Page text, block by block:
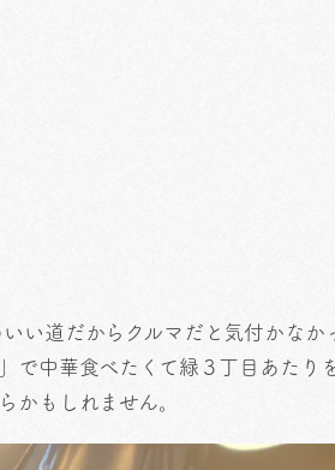
い道だからクルマだと気付かなか
で中華食べたくて緑３丁目あたり
かもしれません。